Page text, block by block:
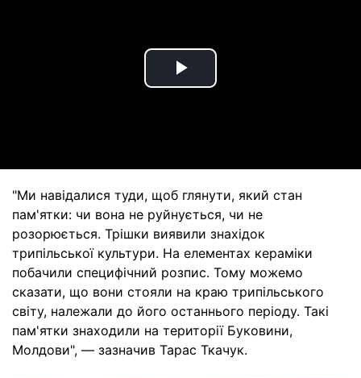
Play
"Ми навідалися туди, щоб глянути, який стан
пам'ятки: чи вона не руйнується, чи не
розорюється. Трішки виявили знахідок
трипільської культури. На елементах кераміки
побачили специфічний розпис. Тому можемо
сказати, що вони стояли на краю трипільського
світу, належали до його останнього періоду. Такі
пам'ятки знаходили на території Буковини,
Молдови", — зазначив Тарас Ткачук.